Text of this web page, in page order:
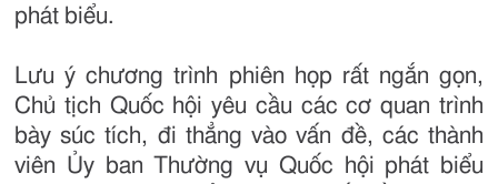
phát biểu.
Lưu ý chương trình phiên họp rất ngắn gọn,
Chủ tịch Quốc hội yêu cầu các cơ quan trình
bày súc tích, đi thẳng vào vấn đề, các thành
viên Ủy ban Thường vụ Quốc hội phát biểu